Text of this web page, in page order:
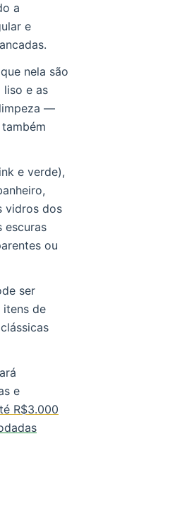
a
e
nela são
liso e as
—
e verde),
vidros dos
escuras
ou
ser
itens de
e
R$3.000